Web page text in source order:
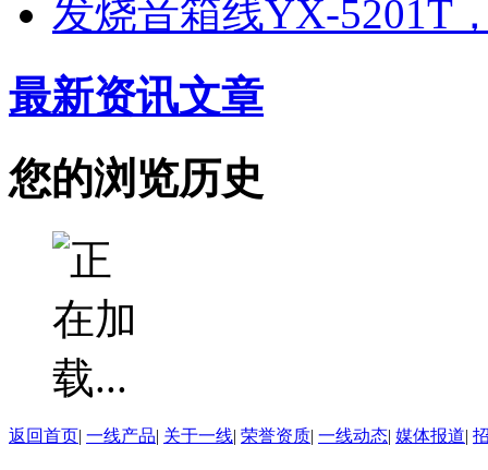
发烧音箱线YX-5201T
最新资讯文章
您的浏览历史
返回首页| 一线产品| 关于一线| 荣誉资质| 一线动态| 媒体报道|